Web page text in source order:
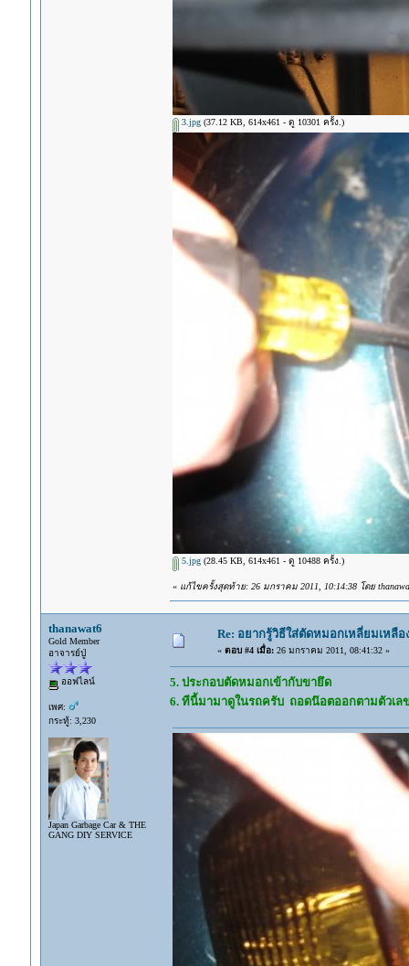
3.jpg(37.12 KB, 614x461 - ดู 10301 ครั้ง.)
5.jpg(28.45 KB, 614x461 - ดู 10488 ครั้ง.)
« แก้ไขครั้งสุดท้าย: 26 มกราคม 2011, 10:14:38 โดย
thanawat6
Gold Member
อาจารย์ปู่
ออฟไลน์
เพศ:
กระทู้: 3,230
Japan Garbage Car & THE
GANG DIY SERVICE
Re: อยากรู้วิธีใส่ตัดหมอกเหลี่ยมเหลือ
« ตอบ #4 เมื่อ:26 มกราคม 2011, 08:41:32 »
5. ประกอบตัดหมอกเข้ากับขายึด
6. ทีนี้มามาดูในรถครับ ถอดน๊อตออกตามตัวเล